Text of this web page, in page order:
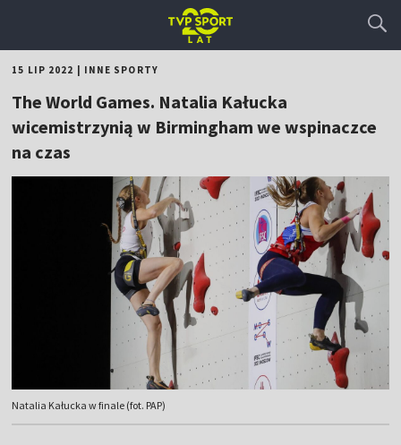
15 LIP 2022 INNE SPORTY
The World Games. Natalia Kałucka
wicemistrzynią w Birmingham we wspinaczce
na czas
Natalia Kałucka w finale (fot. PAP)